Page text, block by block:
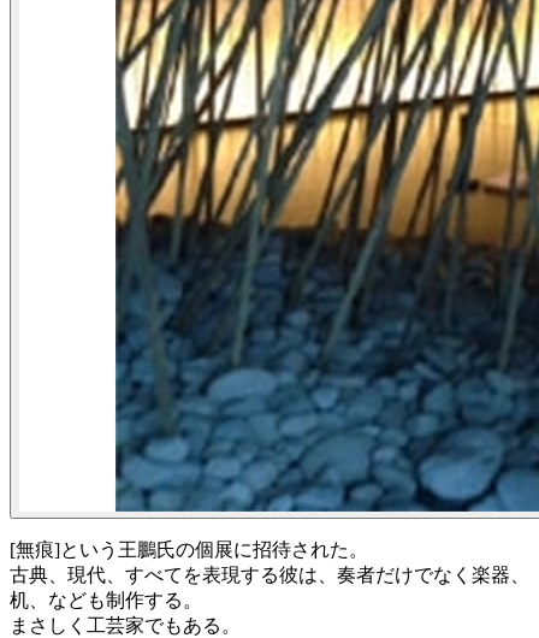
[無痕]という王鵬氏の個展に招待された。
古典、現代、すべてを表現する彼は、奏者だけでなく楽器、
机、なども制作する。
まさしく工芸家でもある。